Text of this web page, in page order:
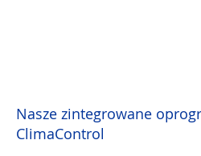
Nasze zintegrowane
ClimaControl